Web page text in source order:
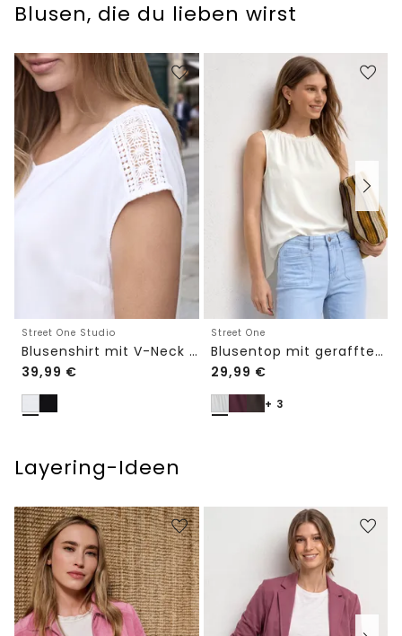
Blusen, die du lieben wirst
Street One Studio
Blusenshirt mit V-Neck und Spitze
39,99 €
Street One
Blusentop mit gerafftem Rundhals
29,99 €
+ 3
Layering-Ideen